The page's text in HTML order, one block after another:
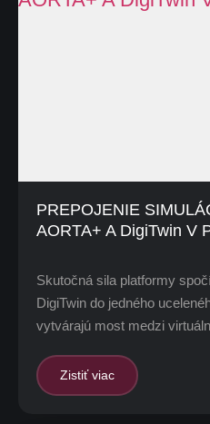
PREPOJENIE
AORTA+ A DigiTwin V
Skutočná sila platformy
DigiTwin do jedného
vytvárajú most medzi
Zistiť viac